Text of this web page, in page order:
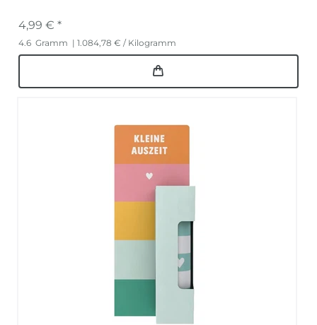
4,99 € *
4.6 Gramm | 1.084,78 € / Kilogramm